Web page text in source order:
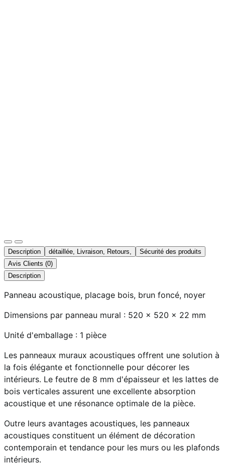
Description détaillée, Livraison, Retours,
Sécurité des produits
Avis Clients (0)
Description
Panneau acoustique, placage bois, brun foncé, noyer
Dimensions par panneau mural : 520 x 520 x 22 mm
Unité d'emballage : 1 pièce
Les panneaux muraux acoustiques offrent une solution à
la fois élégante et fonctionnelle pour décorer les
intérieurs. Le feutre de 8 mm d'épaisseur et les lattes de
bois verticales assurent une excellente absorption
acoustique et une résonance optimale de la pièce.
Outre leurs avantages acoustiques, les panneaux
acoustiques constituent un élément de décoration
contemporain et tendance pour les murs ou les plafonds
intérieurs.